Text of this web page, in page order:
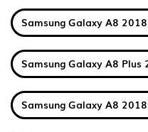
Samsung Galaxy A8
Samsung Galaxy A8 Plus
Samsung Galaxy A8